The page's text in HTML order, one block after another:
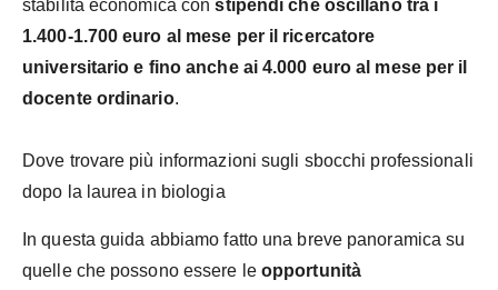
stabilità economica constipendi che oscillano tra i
1.400-1.700 euro al mese per il ricercatore
universitario e fino anche ai 4.000 euro al mese per il
docente ordinario.
Dove trovare più informazioni sugli sbocchi professionali
dopo la laurea in biologia
In questa guida abbiamo fatto una breve panoramica su
quelle che possono essere le opportunità